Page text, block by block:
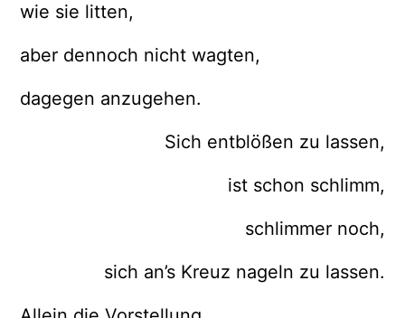
wie sie litten,
aber dennoch nicht wagten,
dagegen anzugehen.
Sich entblößen zu lassen,
ist schon schlimm,
schlimmer noch,
sich an’s Kreuz nageln zu lassen.